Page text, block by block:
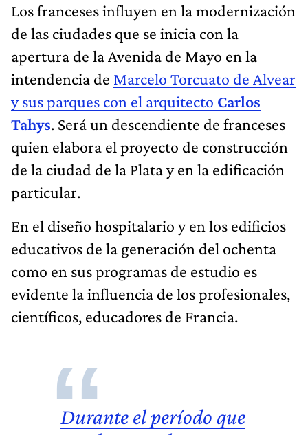
Los franceses influyen en la modernización
de las ciudades que se inicia con la
apertura de la Avenida de Mayo en la
intendencia de Marcelo Torcuato de Alvear
y sus parques con el arquitecto Carlos
Tahys. Será un descendiente de franceses
quien elabora el proyecto de construcción
de la ciudad de la Plata y en la edificación
particular.
En el diseño hospitalario y en los edificios
educativos de la generación del ochenta
como en sus programas de estudio es
evidente la influencia de los profesionales,
científicos, educadores de Francia.
Durante el período que